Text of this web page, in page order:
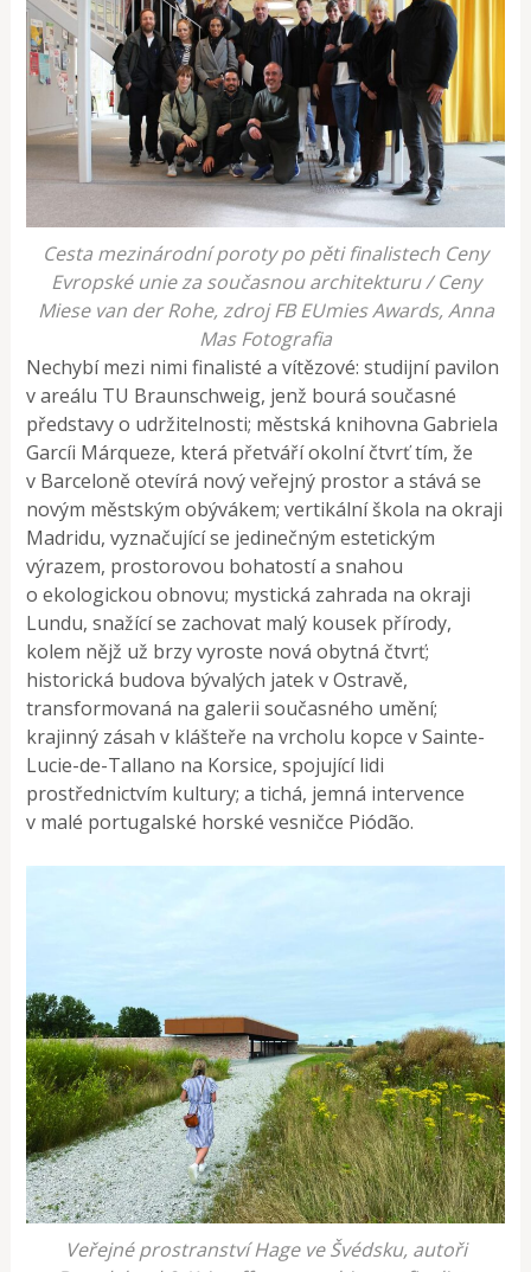
Cesta mezinárodní poroty po pěti finalistech Ceny
Evropské unie za současnou architekturu / Ceny
Miese van der Rohe, zdroj FB EUmies Awards, Anna
Mas Fotografia
Nechybí mezi nimi finalisté a vítězové: studijní pavilon
v areálu TU Braunschweig, jenž bourá současné
představy o udržitelnosti; městská knihovna Gabriela
Garcíi Márqueze, která přetváří okolní čtvrť tím, že
v Barceloně otevírá nový veřejný prostor a stává se
novým městským obývákem; vertikální škola na okraji
Madridu, vyznačující se jedinečným estetickým
výrazem, prostorovou bohatostí a snahou
o ekologickou obnovu; mystická zahrada na okraji
Lundu, snažící se zachovat malý kousek přírody,
kolem nějž už brzy vyroste nová obytná čtvrť;
historická budova bývalých jatek v Ostravě,
transformovaná na galerii současného umění;
krajinný zásah v klášteře na vrcholu kopce v Sainte-
Lucie-de-Tallano na Korsice, spojující lidi
prostřednictvím kultury; a tichá, jemná intervence
v malé portugalské horské vesničce Piódão.
Veřejné prostranství Hage ve Švédsku, autoři